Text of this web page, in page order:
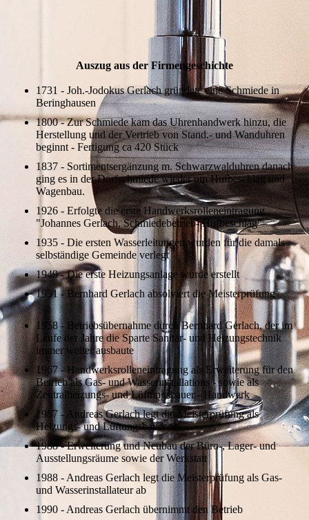
Auszug aus der Firmen­geschichte
1731 - Joh.-Jodokus Gerlach gründete eine Schmiede in
Beringhausen
1800 - Zur Schmiede kam das Uhrenhandwerk hinzu, die
Herstellung und der Vertrieb von Stand.- und Wanduhren
beginnt - Fertigung ca 420 Stück
1837 - Sortimentsergänzung m. Schwarzwalduhren danach
ging es in der Dorfschmiede wieder um Hufbeschlag und
Wagenbau.
1926 - Erfolgte die erste Handwerksrolleneintragung
"Johannes Gerlach, Schmiedebetrieb- Hufbeschlag"
1935 - Die ersten Wasserleitungen wurden für die damals
selbständige Gemeinde verlegt
1949 - Die erste Heizungsanlage wurde erstellt
1951 - Bernhard Gerlach absolviert die Meisterprüfung
1958 - Betriebsübernahme durch Bernhard Gerlach, der im
Laufe der Jahre die Sparte Sanitär- und Heizungstechnik
immer weiter ausbaute
1967 - Handwerksrolleneintragung als Erweiterung für den
Betrieb als Gas- und Wasserinstallations - sowie als
Zentralheizungs- und Lüftungsbauer - Handwerk
1987 - Andreas Gerlach legt die Meisterprüfung als
Heizungs- und Lüftungsbauer ab
1988 - Erweiterung und Neubau der Büro-, Lager- und
Ausstellungsräume sowie der Werkstatt
1988 - Andreas Gerlach legt die Meisterprüfung als Gas-
und Wasserinstallateur ab
1990 - Andreas Gerlach übernimmt den Betrieb